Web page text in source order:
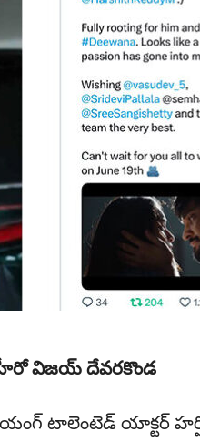
హీరో విజయ్ దేవరకొండ
టాలెంటెడ్ యాక్టర్